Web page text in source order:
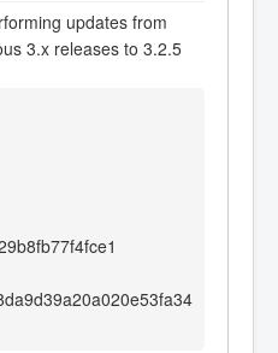
updates from
3.x releases to 3.2.5